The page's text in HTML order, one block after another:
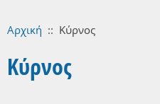
Αρχική :: Κύρνος
Κύρνος